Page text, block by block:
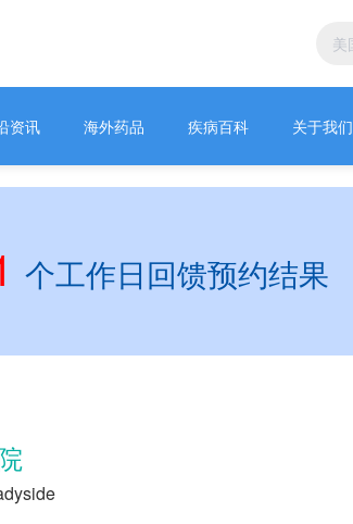
资讯 海外药品 疾病百科 关于我们
个工作日回馈预约结果